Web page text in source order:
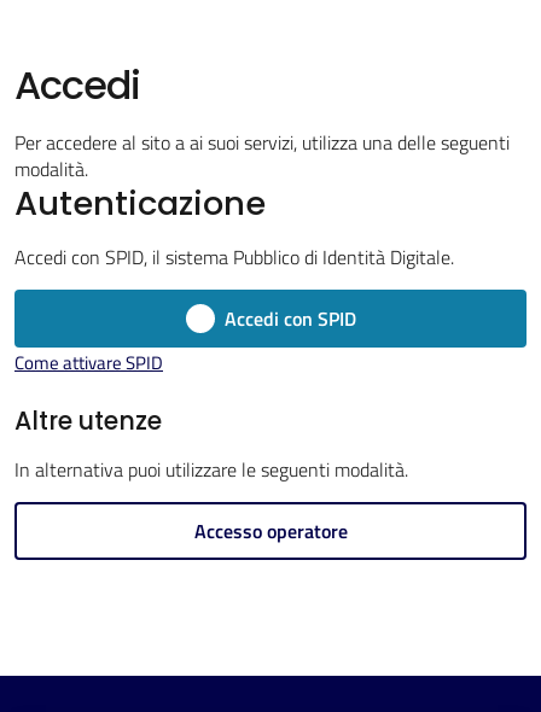
Imola
Menu selezionato
V
i
s
t
a
o
Accedi
Per accedere al sito a ai suoi servizi, utilizza una delle seguenti
modalità.
Autenticazione
Accedi con SPID, il sistema Pubblico di Identità Digitale.
Accedi con SPID
Come attivare SPID
Altre utenze
In alternativa puoi utilizzare le seguenti modalità.
Accesso operatore